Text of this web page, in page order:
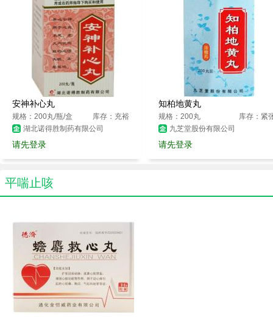
安神补心丸
规格：200丸/瓶/盒
库存：充裕
湖北诺得胜制药有限公司
请先登录
知柏地黄丸
规格：200丸
库存：紧
九芝堂股份有限公司
请先登录
平喘止咳